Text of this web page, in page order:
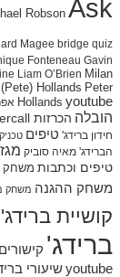
Robson Ask
Magee bridge quiz
Fonteneau Gavin
Liam O’Brien Milan
Hollands Peter
Hollands youtube
הובלה הכרזות Overcall
חידון ברידג' טיפים
הברידג' מאיה סוביק
טיפים וכתבות משחק
משחק ההגנה משחק
קושיית ברידג'
ברידג'
youtubeשיעורי